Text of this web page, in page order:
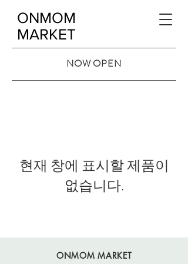
ONMOM
MARKET
NOW OPEN
현재 창에 표시할 제품이
없습니다.
ONMOM MARKET